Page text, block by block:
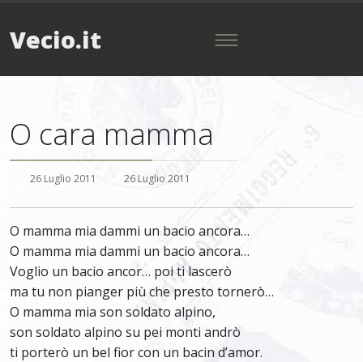
Vecio.it
O cara mamma
26 Luglio 2011 26 Luglio 2011
O mamma mia dammi un bacio ancora…
O mamma mia dammi un bacio ancora…
Voglio un bacio ancor… poi ti lascerò
ma tu non pianger più che presto tornerò…
O mamma mia son soldato alpino,
son soldato alpino su pei monti andrò
ti porterò un bel fior con un bacin d’amor.